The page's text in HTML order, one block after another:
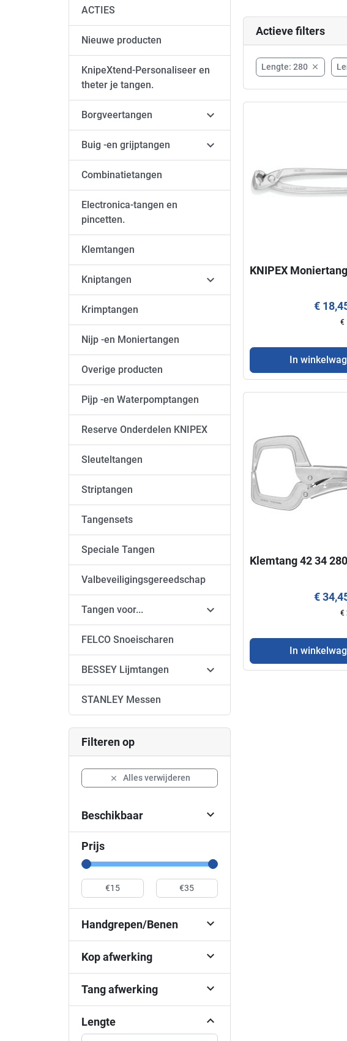
ACTIES
Nieuwe producten
KnipeXtend-Personaliseer en
theter je tangen.
Borgveertangen 
Buig -en grijptangen 
Combinatietangen
Electronica-tangen en
pincetten.
Klemtangen
Kniptangen 
Krimptangen
Nijp -en Moniertangen
Overige producten
Pijp -en Waterpomptangen
Reserve Onderdelen KNIPEX
Sleuteltangen
Striptangen
Tangensets
Speciale Tangen
Valbeveiligingsgereedschap
Tangen voor... 
FELCO Snoeischaren
BESSEY Lijmtangen 
STANLEY Messen
Filteren op
 Alles verwijderen
Beschikbaar 
Prijs
Handgrepen/Benen 
Kop afwerking 
Tang afwerking 
Lengte
Actieve filters
Lengte: 280 
KNIPEX
€
€
In
Klemtang 42 34
€
€
In